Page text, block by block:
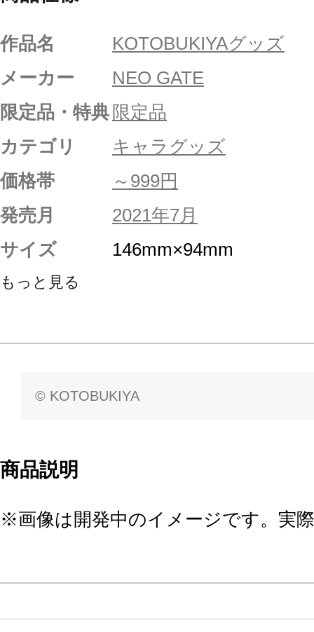
作品名
KOTOBUKIYAグッズ
メーカー
NEO GATE
限定品・特典 限定品
カテゴリ
キャラグッズ
価格帯
～999円
発売月
2021年7月
サイズ
146mm×94mm
もっと見る
© KOTOBUKIYA
商品説明
※画像は開発中のイメージです。実